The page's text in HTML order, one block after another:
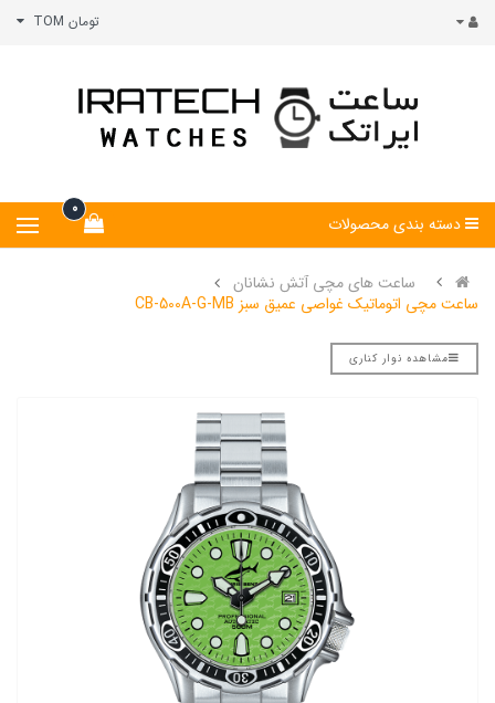
تومان TOM
0
دسته بندی محصولات
ساعت های مچی آتش نشانان
ساعت مچی اتوماتیک غواصی عمیق سبز CB-500A-G-MB
مشاهده نوار کناری